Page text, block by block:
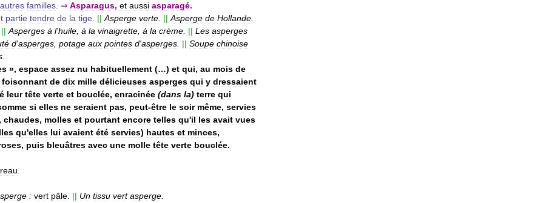
autres familles. ⇒ Asparagus, et aussi asparagé.
partie tendre de la tige. || Asperge verte. || Asperge de Hollande.
|| Asperges à l'huile, à la vinaigrette, à la crème. || Les asperges
d'asperges, potage aux pointes d'asperges. || Soupe chinoise
.
», espace assez nu habituellement (…) et qui, au mois de
foisonnant de dix mille délicieuses asperges qui y dressaient
leur tête verte et bouclée, enracinée (dans la) terre qui
si elles ne seraient pas, peut-être le soir même, servies
, chaudes, molles et pourtant encore telles qu'il les avait vues
qu'elles lui avaient été servies) hautes et minces,
, puis bleuâtres avec une molle tête verte bouclée.
.
: vert pâle. || Un tissu vert asperge.